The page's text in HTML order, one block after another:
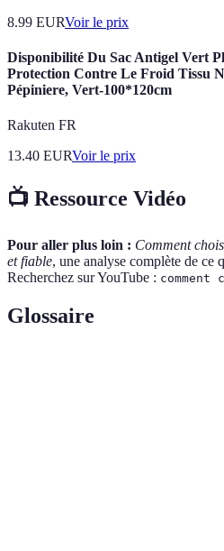
8.99 EURVoir le prix
Disponibilité Du Sac Antigel Vert
Protection Contre Le Froid Tissu
Pépiniere, Vert-100*120cm
Rakuten FR
13.40 EURVoir le prix
📺 Ressource Vidéo
Pour aller plus loin : Comment
et fiable, une analyse complète de ce
Recherchez sur YouTube :
Glossaire